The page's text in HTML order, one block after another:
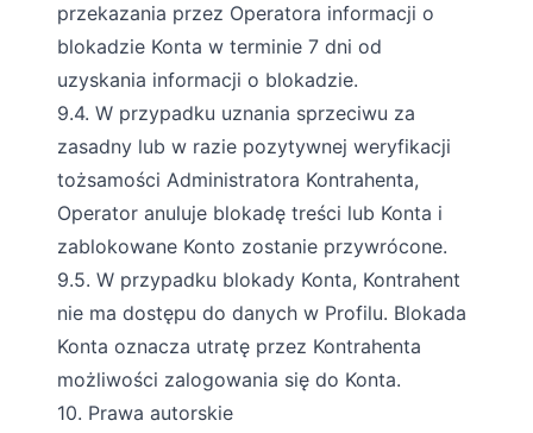
przekazania przez Operatora informacji o
blokadzie Konta w terminie 7 dni od
uzyskania informacji o blokadzie.
9.4. W przypadku uznania sprzeciwu za
zasadny lub w razie pozytywnej weryfikacji
tożsamości Administratora Kontrahenta,
Operator anuluje blokadę treści lub Konta i
zablokowane Konto zostanie przywrócone.
9.5. W przypadku blokady Konta, Kontrahent
nie ma dostępu do danych w Profilu. Blokada
Konta oznacza utratę przez Kontrahenta
możliwości zalogowania się do Konta.
10. Prawa autorskie